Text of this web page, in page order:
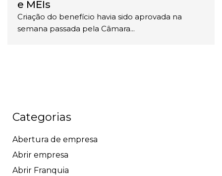
e MEIs
Criação do benefício havia sido aprovada na
semana passada pela Câmara...
Categorias
Abertura de empresa
Abrir empresa
Abrir Franquia